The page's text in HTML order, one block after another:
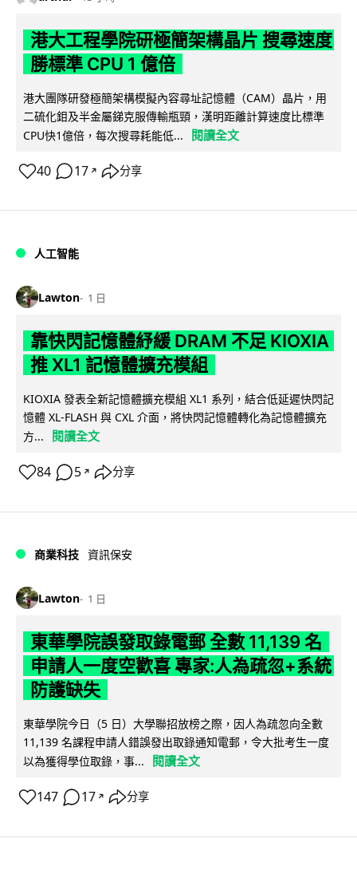
港大工程學院研極簡架構晶片 搜尋速度
勝標準 CPU 1 億倍
港大團隊研發極簡架構模擬內容尋址記憶體（CAM）晶片，用
二硫化鉬及半金屬銻克服傳輸瓶頸，漢明距離計算速度比標準
CPU快1億倍，每次搜尋耗能低...
閱讀全文
40 17 ↗ 分享
人工智能
Lawton 1 日
靠快閃記憶體紓緩 DRAM 不足 KIOXIA
推 XL1 記憶體擴充模組
KIOXIA 發表全新記憶體擴充模組 XL1 系列，結合低延遲快閃記
憶體 XL-FLASH 與 CXL 介面，將快閃記憶體轉化為記憶體擴充
方...
閱讀全文
84 5 ↗ 分享
商業科技 資訊保安
Lawton 1 日
東華學院誤發取錄電郵 全數 11,139 名
申請人一度空歡喜 專家:人為疏忽+系統
防護缺失
東華學院今日（5 日）大學聯招放榜之際，因人為疏忽向全數
11,139 名課程申請人錯誤發出取錄通知電郵，令大批考生一度
以為獲得學位取錄，事...
閱讀全文
147 17 ↗ 分享